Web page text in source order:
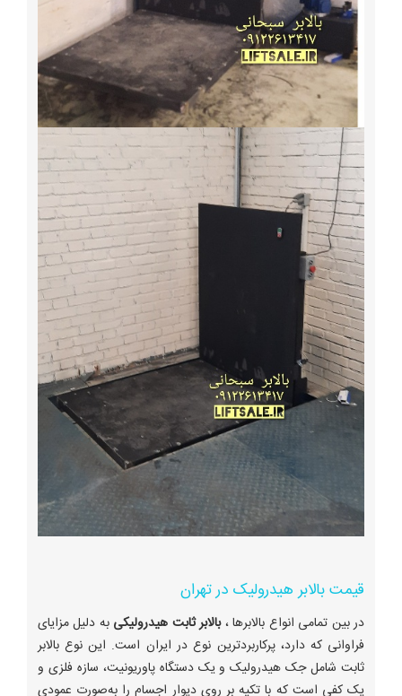
قیمت بالابر هیدرولیک در تهران
در بین تمامی انواع بالابرها ،بالابر ثابت هیدرولیکی به دلیل مزایای
فراوانی که دارد، پرکاربردترین نوع در ایران است. این نوع بالابر
ثابت شامل جک هیدرولیک و یک دستگاه پاوریونیت، سازه فلزی و
یک کفی است که با تکیه بر روی دیوار اجسام را به‌صورت عمودی